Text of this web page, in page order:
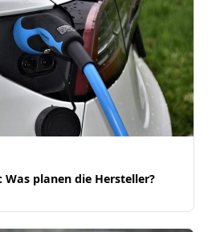
Was planen die Hersteller?